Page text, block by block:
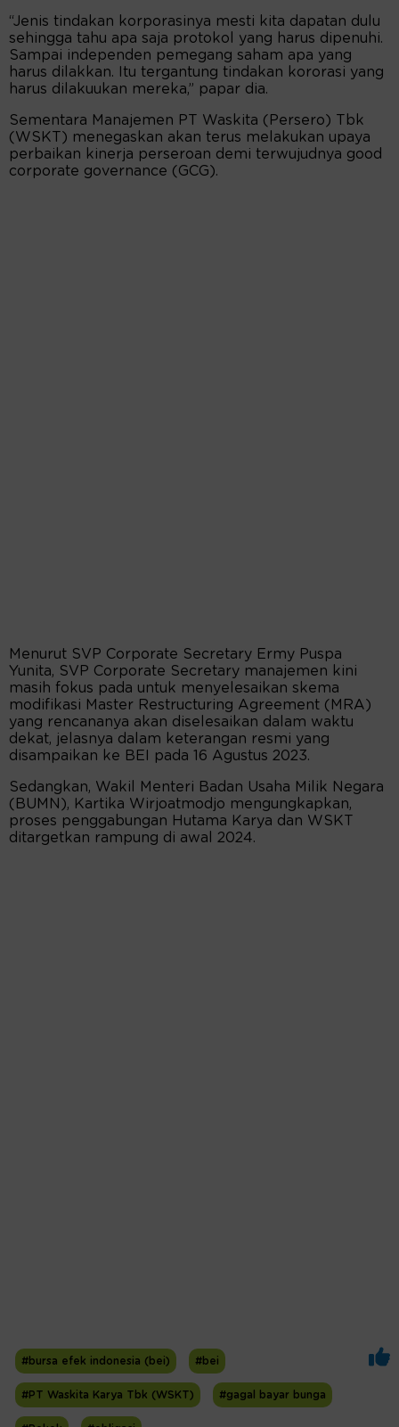
“Jenis tindakan korporasinya mesti kita dapatan dulu
sehingga tahu apa saja protokol yang harus dipenuhi.
Sampai independen pemegang saham apa yang
harus dilakkan. Itu tergantung tindakan kororasi yang
harus dilakuukan mereka,” papar dia.
Sementara Manajemen PT Waskita (Persero) Tbk
(WSKT) menegaskan akan terus melakukan upaya
perbaikan kinerja perseroan demi terwujudnya good
corporate governance (GCG).
Menurut SVP Corporate Secretary Ermy Puspa
Yunita, SVP Corporate Secretary manajemen kini
masih fokus pada untuk menyelesaikan skema
modifikasi Master Restructuring Agreement (MRA)
yang rencananya akan diselesaikan dalam waktu
dekat, jelasnya dalam keterangan resmi yang
disampaikan ke BEI pada 16 Agustus 2023.
Sedangkan, Wakil Menteri Badan Usaha Milik Negara
(BUMN), Kartika Wirjoatmodjo mengungkapkan,
proses penggabungan Hutama Karya dan WSKT
ditargetkan rampung di awal 2024.
#bursa efek indonesia (bei) #bei
#PT Waskita Karya Tbk (WSKT) #gagal bayar bunga